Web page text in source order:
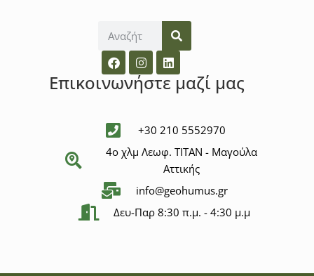
Επικοινωνήστε μαζί μας
+30 210 5552970
4ο χλμ Λεωφ. ΤΙΤΑΝ - Μαγούλα
Αττικής
info@geohumus.gr
Δευ-Παρ 8:30 π.μ. - 4:30 μ.μ